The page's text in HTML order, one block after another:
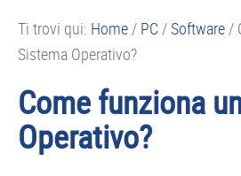
GUIDE ACQUISTO
SMARTPHONE
Ti trovi qui: Home/ PC/Software/
Sistema Operativo?
Come funziona
Operativo?